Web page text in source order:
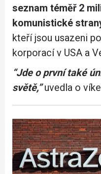
seznam téměř 2
komunistické
kteří jsou usazeni
korporací v USA a
“Jde o první také
světě,”uvedla o